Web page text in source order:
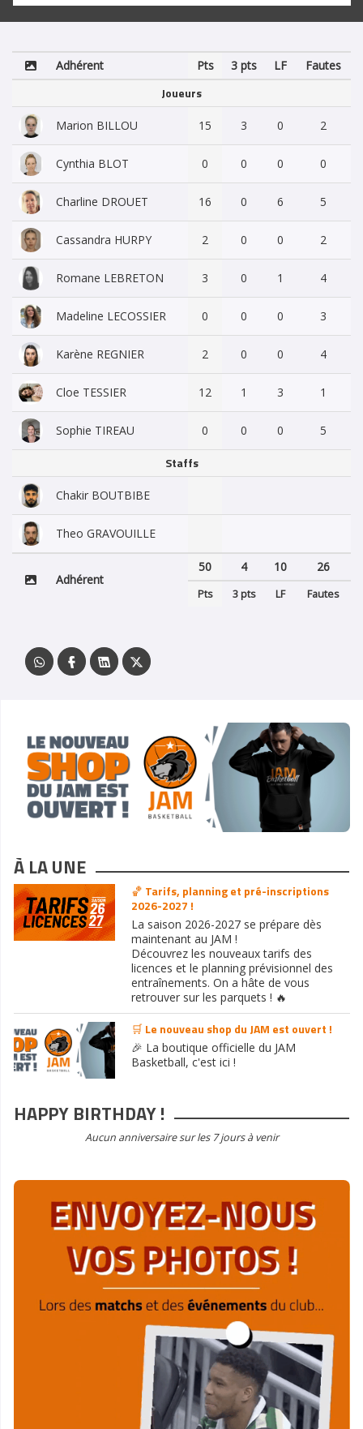
Adhérent Pts 3 pts LF Fautes
Joueurs
Marion BILLOU 15 3 0 2
Cynthia BLOT 0 0 0 0
Charline DROUET 16 0 6 5
Cassandra HURPY 2 0 0 2
Romane LEBRETON 3 0 1 4
Madeline LECOSSIER 0 0 0 3
Karène REGNIER 2 0 0 4
Cloe TESSIER 12 1 3 1
Sophie TIREAU 0 0 0 5
Staffs
Chakir BOUTBIBE
Theo GRAVOUILLE
Adhérent
50 4 10 26
Pts 3 pts LF Fautes
À LA UNE
🏀 Tarifs, planning et pré-inscriptions
2026-2027 !
La saison 2026-2027 se prépare dès
maintenant au JAM !
Découvrez les nouveaux tarifs des
licences et le planning prévisionnel des
entraînements. On a hâte de vous
retrouver sur les parquets ! 🔥
🛒 Le nouveau shop du JAM est ouvert !
🎉 La boutique officielle du JAM
Basketball, c'est ici !
HAPPY BIRTHDAY !
Aucun anniversaire sur les 7 jours à venir